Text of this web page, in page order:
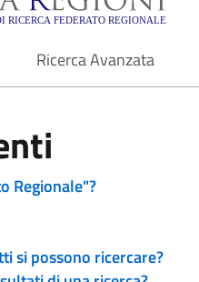
-
Ricerca Avanzata
Regionale"?
si possono ricercare?